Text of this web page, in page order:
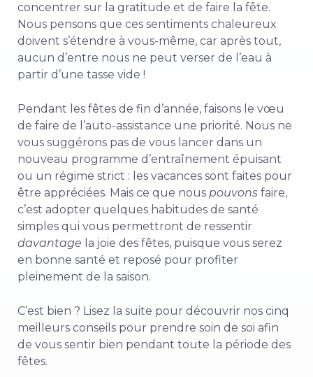
concentrer sur la gratitude et de faire la fête.
Nous pensons que ces sentiments chaleureux
doivent s’étendre à vous-même, car après tout,
aucun d’entre nous ne peut verser de l’eau à
partir d’une tasse vide !
Pendant les fêtes de fin d’année, faisons le vœu
de faire de l’auto-assistance une priorité. Nous ne
vous suggérons pas de vous lancer dans un
nouveau programme d’entraînement épuisant
ou un régime strict : les vacances sont faites pour
être appréciées. Mais ce que nous pouvons faire,
c’est adopter quelques habitudes de santé
simples qui vous permettront de ressentir
davantage la joie des fêtes, puisque vous serez
en bonne santé et reposé pour profiter
pleinement de la saison.
C’est bien ? Lisez la suite pour découvrir nos cinq
meilleurs conseils pour prendre soin de soi afin
de vous sentir bien pendant toute la période des
fêtes.